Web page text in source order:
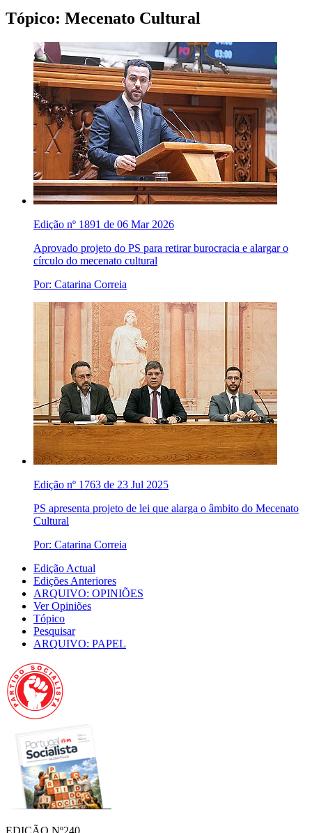
Tópico: Mecenato Cultural
Edição nº 1891 de 06 Mar 2026
Aprovado projeto do PS para retirar burocracia e alargar o
círculo do mecenato cultural
Por: Catarina Correia
Edição nº 1763 de 23 Jul 2025
PS apresenta projeto de lei que alarga o âmbito do Mecenato
Cultural
Por: Catarina Correia
Edição Actual
Edições Anteriores
ARQUIVO: OPINIÕES
Ver Opiniões
Tópico
Pesquisar
ARQUIVO: PAPEL
EDIÇÃO Nº240